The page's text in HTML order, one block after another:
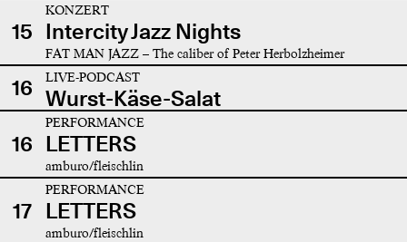
15
KONZERT
Intercity Jazz Nights
FAT MAN JAZZ – The caliber of Peter Herbolzheimer
16 LIVE-PODCAST
Wurst-Käse-Salat
16
PERFORMANCE
LETTERS
amburo/fleischlin
17
PERFORMANCE
LETTERS
amburo/fleischlin